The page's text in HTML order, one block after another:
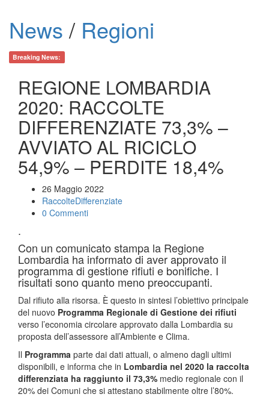
News / Regioni
Breaking News:
REGIONE LOMBARDIA
2020: RACCOLTE
DIFFERENZIATE 73,3% –
AVVIATO AL RICICLO
54,9% – PERDITE 18,4%
26 Maggio 2022
RaccolteDifferenziate
0 Commenti
.
Con un comunicato stampa la Regione
Lombardia ha informato di aver approvato il
programma di gestione rifiuti e bonifiche. I
risultati sono quanto meno preoccupanti.
Dal rifiuto alla risorsa. È questo in sintesi l’obiettivo principale
del nuovo Programma Regionale di Gestione dei rifiuti
verso l’economia circolare approvato dalla Lombardia su
proposta dell’assessore all’Ambiente e Clima.
Il Programma parte dai dati attuali, o almeno dagli ultimi
disponibili, e informa che in Lombardia nel 2020 la raccolta
differenziata ha raggiunto il 73,3% medio regionale con il
20% dei Comuni che si attestano stabilmente oltre l’80%.